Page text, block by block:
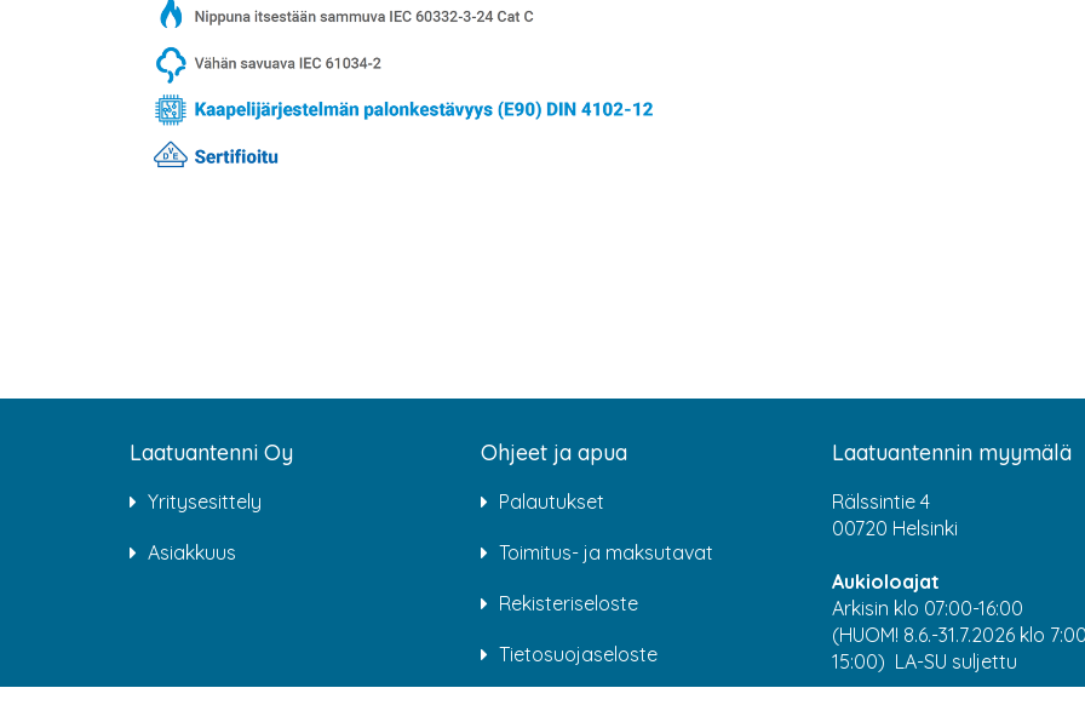
Laatuantenni Oy
Yritysesittely
Asiakkuus
Ohjeet ja apua
Palautukset
Toimitus- ja maksutavat
Rekisteriseloste
Tietosuojaseloste
Laatuantennin myymälä
Rälssintie 4
00720 Helsinki
Aukioloajat
Arkisin klo 07:00-16:00
(HUOM! 8.6.-31.7.2026 klo
15:00) LA-SU suljettu